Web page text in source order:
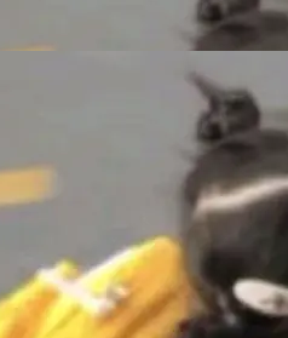
处理器潜力，
瓶颈从写代码
个原生的 Gra
：Zero 现
，并据此对其
<p>
个竹筒，一头
震动，发出“哇
了，有开发者
简单：按住屏
实时显示转速
据要素
生过去需要约1
影像上，一笔一
组织。如今，使